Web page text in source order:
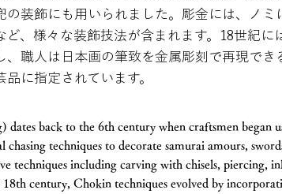
の装飾にも用いられました。彫金には、ノミ
ど、様々な装飾技法が含まれます。18世紀に
、職人は日本画の筆致を金属彫刻で再現でき
に指定されています。
back to the 6th century when craftsmen began
chasing techniques to decorate samurai amours,
techniques including carving with chisels, piercing,
century, Chokin techniques evolved by